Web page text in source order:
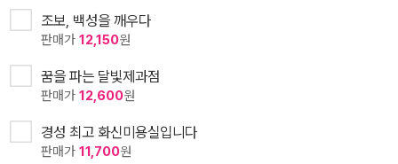
조보, 백성을 깨우다
판매가 12,150원
꿈을 파는 달빛제과점
판매가 12,600원
경성 최고 화신미용실입니다
판매가 11,700원